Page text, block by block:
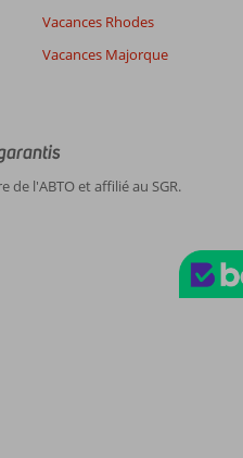
Vacances Rhodes
Vacances Majorque
de l'ABTO et affilié au SGR.